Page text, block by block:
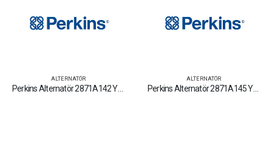
ALTERNATÖR
Perkins Alternatör 2871A142 Yedek Parça Fiyat Tamir Bakım Satan Firmalar
ALTERNATÖR
Perkins Alternatör 2871A145 Yedek Parça Fiyat Tamir Bakım Satan Firmalar